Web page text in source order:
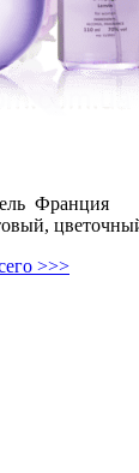
Франция
>>>